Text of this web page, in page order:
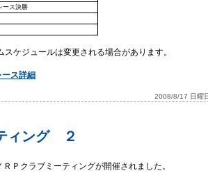
ース決勝
ケジュールは変更される場合があります。
ス詳細
2008/8/17 日曜
ィング ２
Ｐクラブミーティングが開催されました。